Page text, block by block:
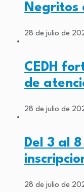
Negritos
28 de julio de
CEDH
de
28 de julio de
Del 3 al
28 de julio de